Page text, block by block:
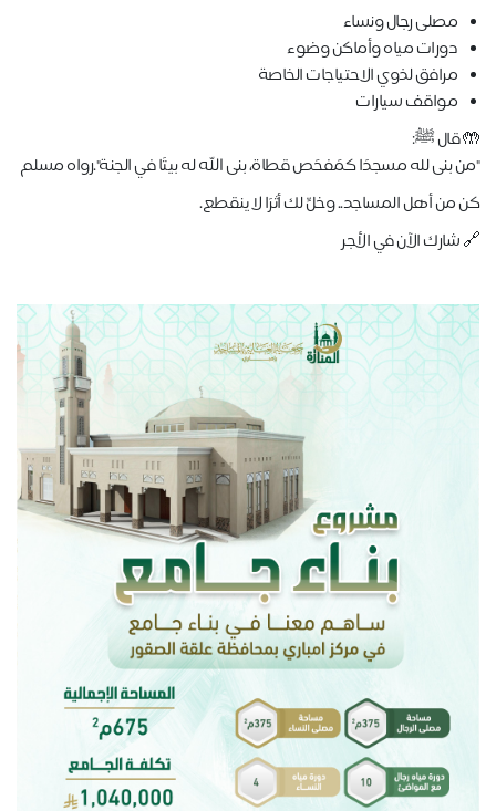
مصلى رجال ونساء
دورات مياه وأماكن وضوء
مرافق لذوي الاحتياجات الخاصة
مواقف سيارات
🤲قال ﷺ:
"من بنى لله مسجدًا كمَفحَص قطاة، بنى الله له بيتًا في الجنة."رواه مسلم
كن من أهل المساجد.. وخلِّ لك أثرًا لا ينقطع.
🔗شارك الآن في الأجر